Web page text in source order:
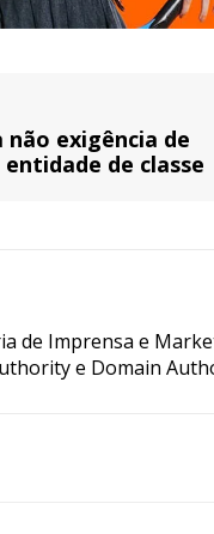
não exigência de
de classe
de Imprensa e
e Domain